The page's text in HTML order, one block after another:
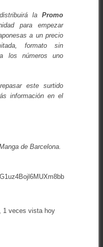
la Promo
para empezar
a un precio
formato sin
los números uno
este surtido
información en el
de Barcelona.
, 1 veces vista hoy